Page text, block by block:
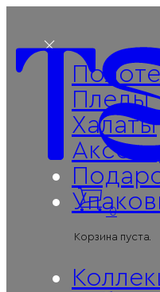
0
Корзина пуста.
Пледы
Халаты